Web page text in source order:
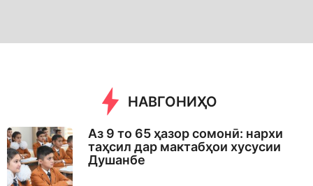
НАВГОНИҲО
Аз 9 то 65 ҳазор сомонӣ: нархи
таҳсил дар мактабҳои хусусии
Душанбе